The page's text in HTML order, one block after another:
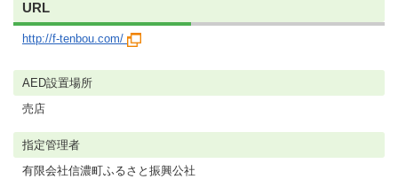
URL
http://f-tenbou.com/
AED設置場所
売店
指定管理者
有限会社信濃町ふるさと振興公社